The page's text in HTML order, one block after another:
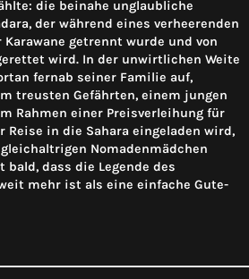
die beinahe unglaubliche
der während eines verheerenden
getrennt wurde und von
wird. In der unwirtlichen Weite
fernab seiner Familie auf,
treusten Gefährten, einem jungen
Rahmen einer Preisverleihung für
Reise in die Sahara eingeladen wird,
Nomadenmädchen
bald, dass die Legende des
mehr ist als eine einfache Gute-